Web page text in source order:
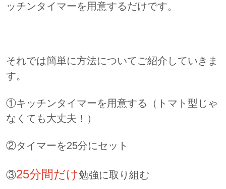
ッチンタイマーを用意するだけです。
それでは簡単に方法についてご紹介していきま
す。
①キッチンタイマーを用意する（トマト型じゃ
なくても大丈夫！）
②タイマーを25分にセット
③25分間だけ勉強に取り組む